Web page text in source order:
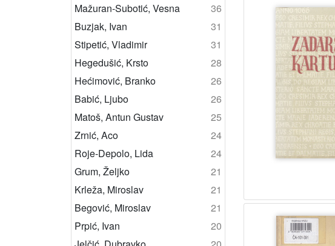
Mažuran-Subotić, Vesna
36
Buzjak, Ivan
31
Stipetić, Vladimir
31
Hegedušić, Krsto
28
Hećimović, Branko
26
Babić, Ljubo
26
Matoš, Antun Gustav
25
Zrnić, Aco
24
Roje-Depolo, Lida
24
Grum, Željko
21
Krleža, Miroslav
21
Begović, Miroslav
21
Prpić, Ivan
20